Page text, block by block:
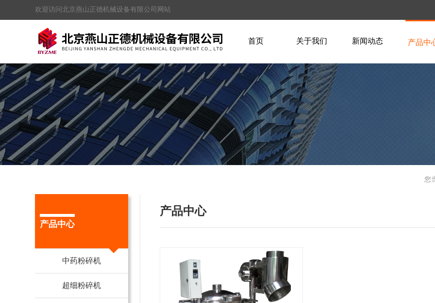
欢迎访问北京燕山正德机械设备有限公司网站
首页 关于我们 新闻动态 产品中
您
产品中心
中药粉碎机
超细粉碎机
产品中心